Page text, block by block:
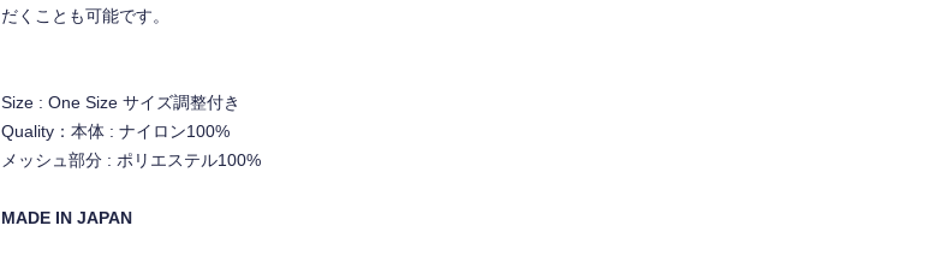
だくことも可能です。
Size : One Size サイズ調整付き
Quality：本体 : ナイロン100%
メッシュ部分 : ポリエステル100%
MADE IN JAPAN